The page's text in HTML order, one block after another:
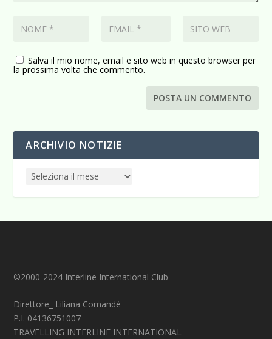
Salva il mio nome, email e sito web in questo browser per
la prossima volta che commento.
ARCHIVIO NOTIZIE
©2000-2024 Interline International Club
Direttore_ Liliana Comandè
P.I. 04136751007
TRAVELLING INTERLINE INTERNATIONAL